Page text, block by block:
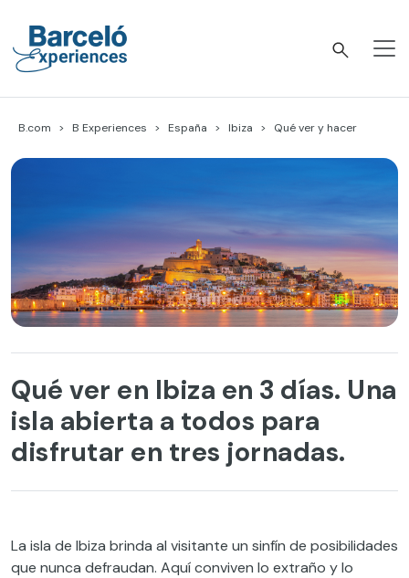
content
B.com B Experiences España Ibiza Qué ver y hacer
Qué ver en Ibiza en 3 días. Una
isla abierta a todos para
disfrutar en tres jornadas.
La isla de Ibiza brinda al visitante un sinfín de posibilidades
que nunca defraudan. Aquí conviven lo extraño y lo